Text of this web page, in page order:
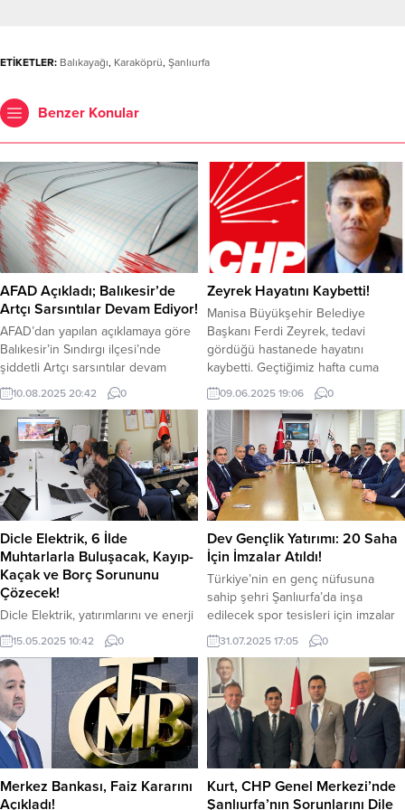
ETİKETLER: Balıkayağı, Karaköprü, Şanlıurfa
Benzer Konular
AFAD Açıkladı; Balıkesir’de
Artçı Sarsıntılar Devam Ediyor!
AFAD’dan yapılan açıklamaya göre
Balıkesir’in Sındırgı ilçesi’nde
şiddetli Artçı sarsıntılar devam
ediyor. Afet ve Acil Durum Yönetim
Başkanlığı (AFAD) depremin 6.1
şiddetinde deprem oldu. Depremin
ardından artçı sarsıntılar devam
ediyor. AFAD’a göre 3 tane şiddetli
artçı sarsıntı oldu. AFAD’ın artçı
sarsıntılar ile ilgili sosyal medya
paylaşımları şu şekilde; YAZI
ARASI...
10.08.2025 20:42 0
Zeyrek Hayatını Kaybetti!
Manisa Büyükşehir Belediye
Başkanı Ferdi Zeyrek, tedavi
gördüğü hastanede hayatını
kaybetti. Geçtiğimiz hafta cuma
günü evinde elektrik çarpması
sonucu ağır yaralanmıştı. Yoğun
bakımda tedavi gören 48 yaşındaki
Zeyrek hayatını kaybetti. Vefat
haberini Sağlık Bakanı Kemal
Memişoğlu, şu ifadelerle duyurdu;
“Yaşadığı kaza sonucu kaldırıldığı
hastanede bir süredir tedavi gören
Manisa Büyükşehir...
09.06.2025 19:06 0
Dicle Elektrik, 6 İlde
Muhtarlarla Buluşacak, Kayıp-
Kaçak ve Borç Sorununu
Çözecek!
Dicle Elektrik, yatırımlarını ve enerji
hizmetlerindeki gelişmeleri 2.473
muhtar aracılığıyla hizmet
bölgesindeki kırsal alanlarda ikamet
eden vatandaşlara da anlatmayı
hedefliyor. Şirket yöneticileri, altı
ilde muhtarlarla bire bir görüşerek
kayıt dışı tüketimle mücadele ve
enerji borçlarının tahsili konusunda
destek istiyor. Kayıpsız, kesintisiz
ve kaliteli enerji dağıtımı hedefiyle
15.05.2025 10:42 0
Dev Gençlik Yatırımı: 20 Saha
İçin İmzalar Atıldı!
Türkiye’nin en genç nüfusuna
sahip şehri Şanlıurfa’da inşa
edilecek spor tesisleri için imzalar
atıldı.Cumhurbaşkanı Recep Tayyip
Erdoğan’ın talimatlarıyla, Gençlik ve
Spor Bakanlığı ile Spor Toto
TeşkilatBaşkanlığı’nın destekleriyle
şehrin dört bir yanında başlatılacak
projelerle, sentetik çim sahalardan
sporsalonlarına, yüzme
havuzlarından atletizm pistlerine
kadar birçok tesis gençlerin ve
sporcuların hizmetinesunulacak.
31.07.2025 17:05 0
Merkez Bankası, Faiz Kararını
Açıkladı!
Kurt, CHP Genel Merkezi’nde
Şanlıurfa’nın Sorunlarını Dile